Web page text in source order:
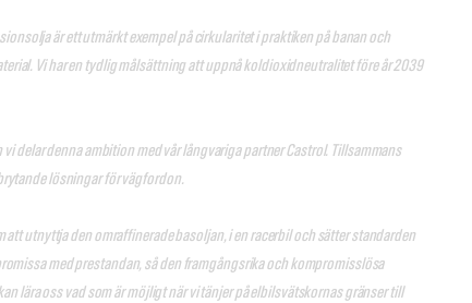
är ett utmärkt exempel på cirkularitet i praktiken på banan och
Vi har en tydlig målsättning att uppnå koldioxidneutralitet före år 2039
delar denna ambition med vår långvariga partner Castrol. Tillsammans
lösningar för vägfordon.
utnyttja den omraffinerade basoljan, i en racerbil och sätter standarden
med prestandan, så den framgångsrika och kompromisslösa
lära oss vad som är möjligt när vi tänjer på elbilsvätskornas gränser till